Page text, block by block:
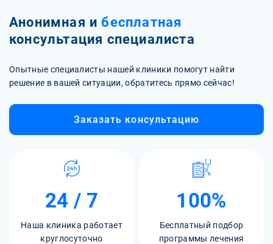
Анонимная и бесплатная
консультация специалиста
Опытные специалисты нашей клиники помогут найти
решение в вашей ситуации, обратитесь прямо сейчас!
Заказать консультацию
24 / 7
Наша клиника работает
круглосуточно
100%
Бесплатный подбор
программы лечения